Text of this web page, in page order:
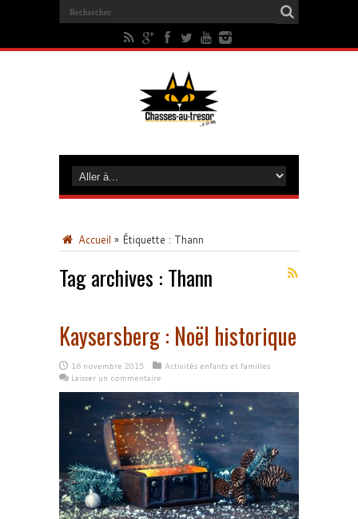
Accueil » Étiquette : Thann
Tag archives : Thann
Kaysersberg : Noël historique
16 novembre 2015
Activités enfants et familles
Laisser un commentaire